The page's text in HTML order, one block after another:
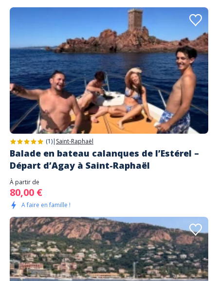
(1)| Saint-Raphaël
Balade en bateau calanques de l’Estérel –
Départ d’Agay à Saint-Raphaël
À partir de
80,00 €
A faire en famille !